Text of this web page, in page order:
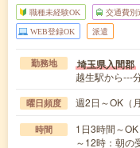
職種未経験OK 交通費別
WEB登録OK 派遣
勤務地 埼玉県入間郡
越生駅から---
曜日頻度 週2日～OK（
時間
1日3時間～
～12時：朝の